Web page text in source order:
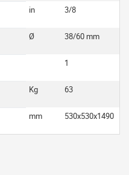
in 3/8
Ø 38/60 mm
1
Kg 63
mm 530x530x1490